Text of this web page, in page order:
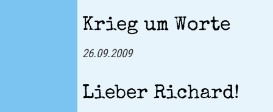
Krieg um Worte
26.09.2009
Lieber Richard!